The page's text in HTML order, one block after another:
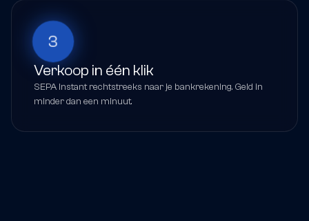
3
Verkoop in één klik
SEPA Instant rechtstreeks naar je bankrekening. Geld in
minder dan een minuut.